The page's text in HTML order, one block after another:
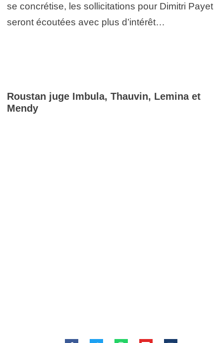
se concrétise, les sollicitations pour Dimitri Payet
seront écoutées avec plus d’intérêt…
Roustan juge Imbula, Thauvin, Lemina et
Mendy